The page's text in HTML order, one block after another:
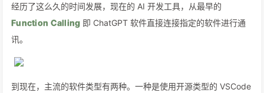
经历了这么久的时间发展，现在的 AI 开发工具，从最早的
Function Calling 即 ChatGPT 软件直接连接指定的软件进行通
讯。
到现在，主流的软件类型有两种。一种是使用开源类型的 VSCode